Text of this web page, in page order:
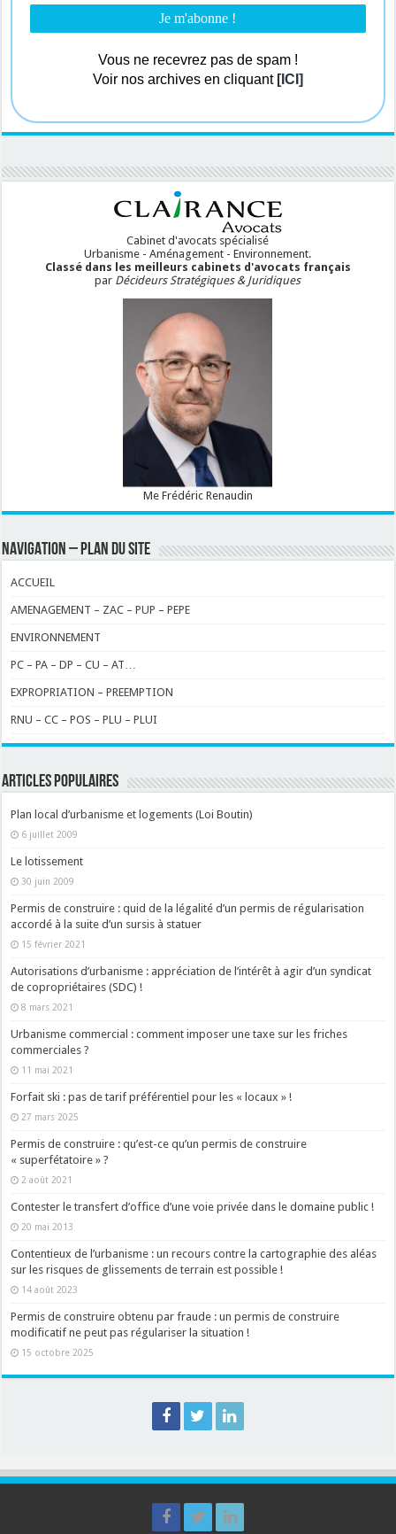
Vous ne recevrez pas de spam !
Voir nos archives en cliquant [ICI]
Cabinet d'avocats spécialisé
Urbanisme - Aménagement - Environnement.
Classé dans les meilleurs cabinets d'avocats français
par Décideurs Stratégiques & Juridiques
Me Frédéric Renaudin
NAVIGATION – PLAN DU SITE
ACCUEIL
AMENAGEMENT – ZAC – PUP – PEPE
ENVIRONNEMENT
PC – PA – DP – CU – AT…
EXPROPRIATION – PREEMPTION
RNU – CC – POS – PLU – PLUI
ARTICLES POPULAIRES
Plan local d’urbanisme et logements (Loi Boutin)
6 juillet 2009
Le lotissement
30 juin 2009
Permis de construire : quid de la légalité d’un permis de régularisation
accordé à la suite d’un sursis à statuer
15 février 2021
Autorisations d’urbanisme : appréciation de l’intérêt à agir d’un syndicat
de copropriétaires (SDC) !
8 mars 2021
Urbanisme commercial : comment imposer une taxe sur les friches
commerciales ?
11 mai 2021
Forfait ski : pas de tarif préférentiel pour les « locaux » !
27 mars 2025
Permis de construire : qu’est-ce qu’un permis de construire
« superfétatoire » ?
2 août 2021
Contester le transfert d’office d’une voie privée dans le domaine public !
20 mai 2013
Contentieux de l’urbanisme : un recours contre la cartographie des aléas
sur les risques de glissements de terrain est possible !
14 août 2023
Permis de construire obtenu par fraude : un permis de construire
modificatif ne peut pas régulariser la situation !
15 octobre 2025